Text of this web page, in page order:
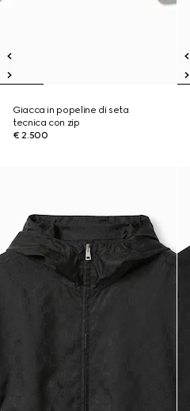
Giacca in popeline di seta
tecnica con zip
€ 2.500